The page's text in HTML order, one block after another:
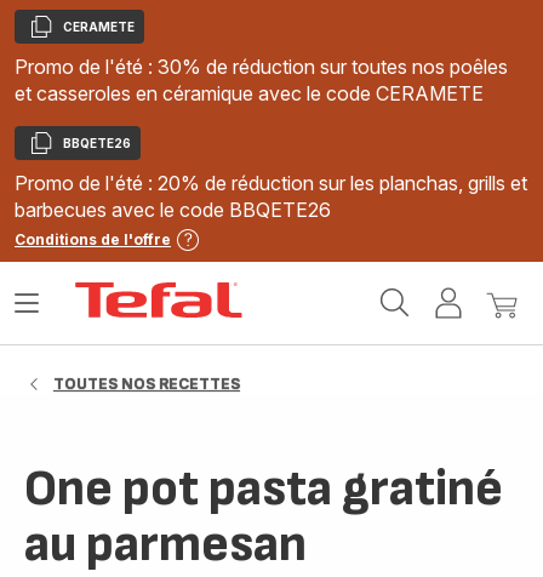
Copier
CERAMETE
Promo de l'été : 30% de réduction sur toutes nos poêles
et casseroles en céramique avec le code CERAMETE
Copier
BBQETE26
Promo de l'été : 20% de réduction sur les planchas, grills et
barbecues avec le code BBQETE26
Conditions de l'offre
MonMon
Ouvrir
TOUTES NOS RECETTES
One pot pasta gratiné
au parmesan